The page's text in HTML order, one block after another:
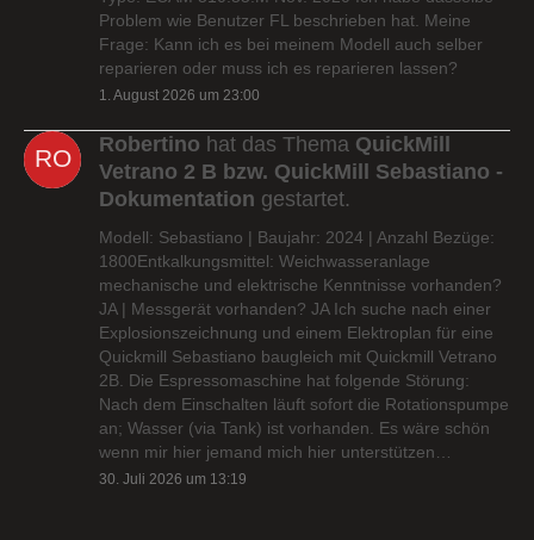
Problem wie Benutzer FL beschrieben hat. Meine
Frage: Kann ich es bei meinem Modell auch selber
reparieren oder muss ich es reparieren lassen?
1. August 2026 um 23:00
Robertino hat das Thema QuickMill
Vetrano 2 B bzw. QuickMill Sebastiano -
Dokumentation gestartet.
Modell: Sebastiano | Baujahr: 2024 | Anzahl Bezüge:
1800Entkalkungsmittel: Weichwasseranlage
mechanische und elektrische Kenntnisse vorhanden?
JA | Messgerät vorhanden? JA Ich suche nach einer
Explosionszeichnung und einem Elektroplan für eine
Quickmill Sebastiano baugleich mit Quickmill Vetrano
2B. Die Espressomaschine hat folgende Störung:
Nach dem Einschalten läuft sofort die Rotationspumpe
an; Wasser (via Tank) ist vorhanden. Es wäre schön
wenn mir hier jemand mich hier unterstützen…
30. Juli 2026 um 13:19